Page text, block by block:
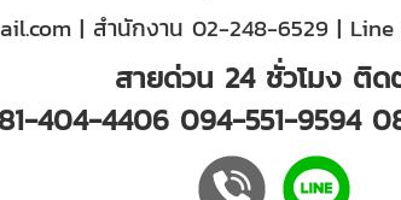
| สำนักงาน 02-248-6529 | Line
สายด่วน 24 ชั่วโมง ติด
404-4406 094-551-9594